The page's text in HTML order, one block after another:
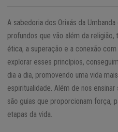
A sabedoria dos Orixás da
profundos que vão além da
ética, a superação e a conexão
explorar esses princípios,
dia a dia, promovendo uma vida
espiritualidade. Além de nos
são guias que proporcionam força,
etapas da vida.